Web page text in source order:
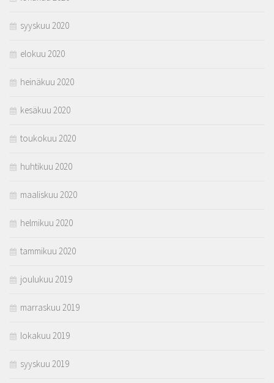
syyskuu 2020
elokuu 2020
heinäkuu 2020
kesäkuu 2020
toukokuu 2020
huhtikuu 2020
maaliskuu 2020
helmikuu 2020
tammikuu 2020
joulukuu 2019
marraskuu 2019
lokakuu 2019
syyskuu 2019